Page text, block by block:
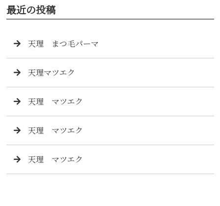
最近の投稿
天理 まつ毛パーマ
天理マツエク
天理 マツエク
天理 マツエク
天理 マツエク